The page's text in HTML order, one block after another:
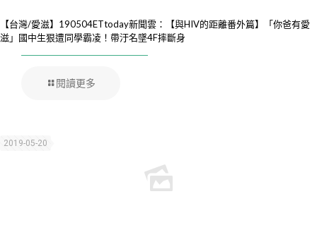
【台灣/愛滋】190504ETtoday新聞雲：【與HIV的距離番外篇】「你爸有愛
滋」國中生狠遭同學霸凌！帶汙名墜4F摔斷身
閱讀更多
2019-05-20